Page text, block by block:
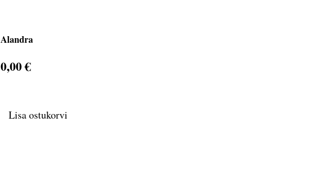
Alandra
0,00 €
Lisa ostukorvi